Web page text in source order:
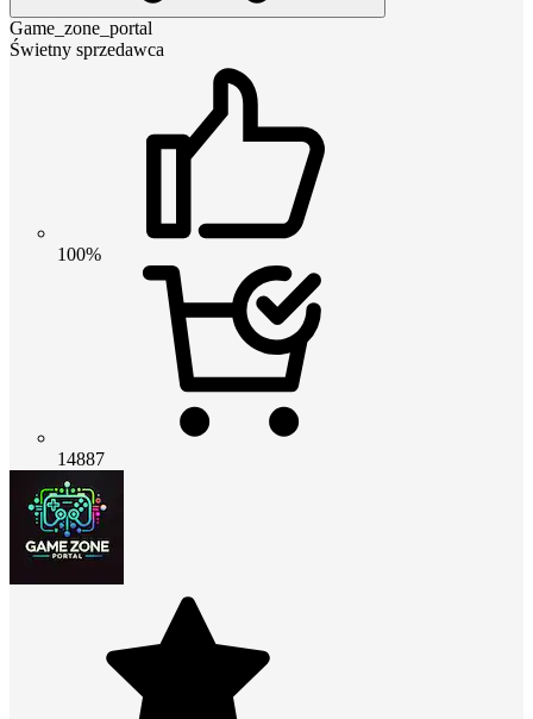
Game_zone_portal
Świetny sprzedawca
100%
14887